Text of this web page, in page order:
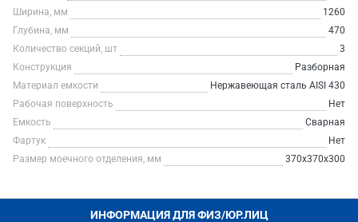
Ширина, мм
1260
Глубина, мм
470
Количество секций, шт
3
Конструкция
Разборная
Материал емкости
Нержавеющая сталь AISI 430
Рабочая поверхность
Нет
Емкость
Сварная
Фартук
Нет
Размер моечного отделения, мм
370х370х300
ИНФОРМАЦИЯ ДЛЯ ФИЗ/ЮР.ЛИЦ